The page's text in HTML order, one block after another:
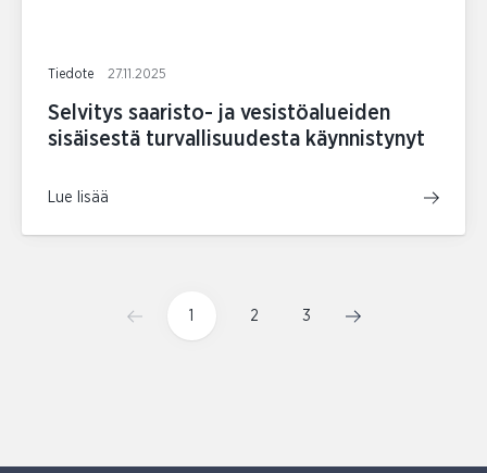
Tiedote 27.11.2025
Selvitys saaristo- ja vesistöalueiden
sisäisestä turvallisuudesta käynnistynyt
Lue lisää
1 2 3